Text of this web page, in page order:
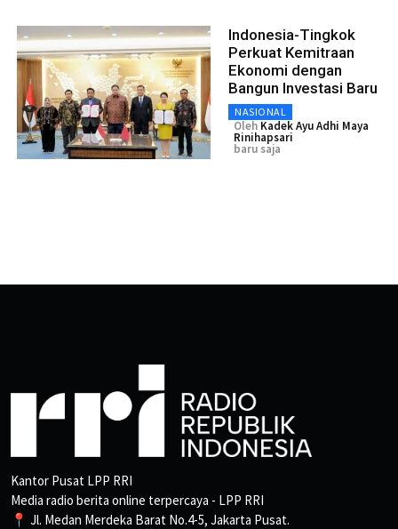
Indonesia-Tingkok
Perkuat Kemitraan
Ekonomi dengan
Bangun Investasi Baru
NASIONAL
Oleh Kadek Ayu Adhi Maya
Rinihapsari
baru saja
Kantor Pusat LPP RRI
Media radio berita online terpercaya - LPP RRI
📍 Jl. Medan Merdeka Barat No.4-5, Jakarta Pusat.